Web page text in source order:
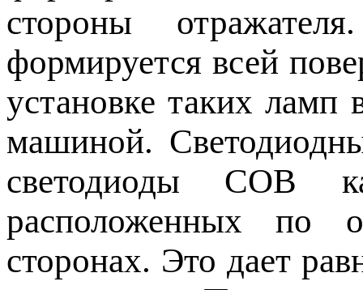
стороны
формируется всей
установке таких ламп
машиной.
светодиоды COB
расположенных по
сторонах. Это дает